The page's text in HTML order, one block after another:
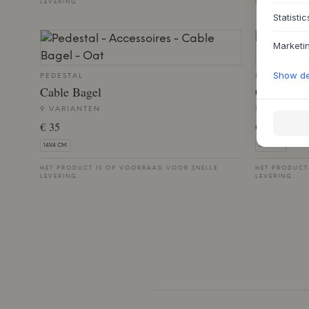
LEVERING
LEVERING
PEDESTAL
Cable Bagel
9 VARIANTEN
€ 35
14X4 CM.
HET PRODUCT IS OP VOORRAAD VOOR SNELLE
LEVERING
PEDESTAL
Cable Tie
10
€ 15
12X2 CM.
HET
LEVERING
Show